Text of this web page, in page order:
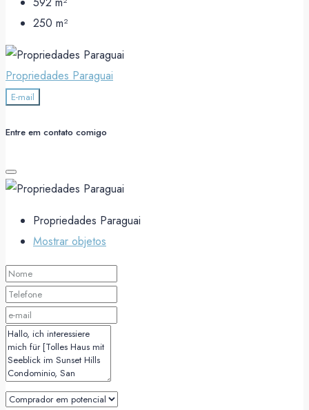
250 m²
Propriedades Paraguai
E-mail
Entre em contato comigo
Propriedades Paraguai
Mostrar objetos